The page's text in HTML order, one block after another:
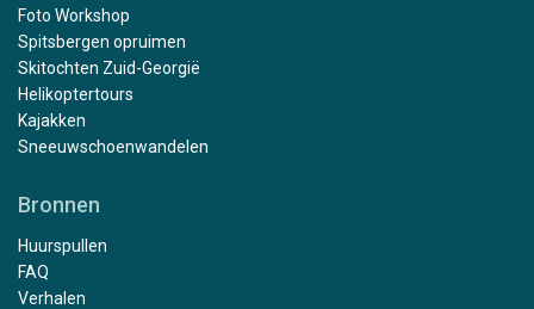
Foto Workshop
Spitsbergen opruimen
Skitochten Zuid-Georgië
Helikoptertours
Kajakken
Sneeuwschoenwandelen
Bronnen
Huurspullen
FAQ
Verhalen